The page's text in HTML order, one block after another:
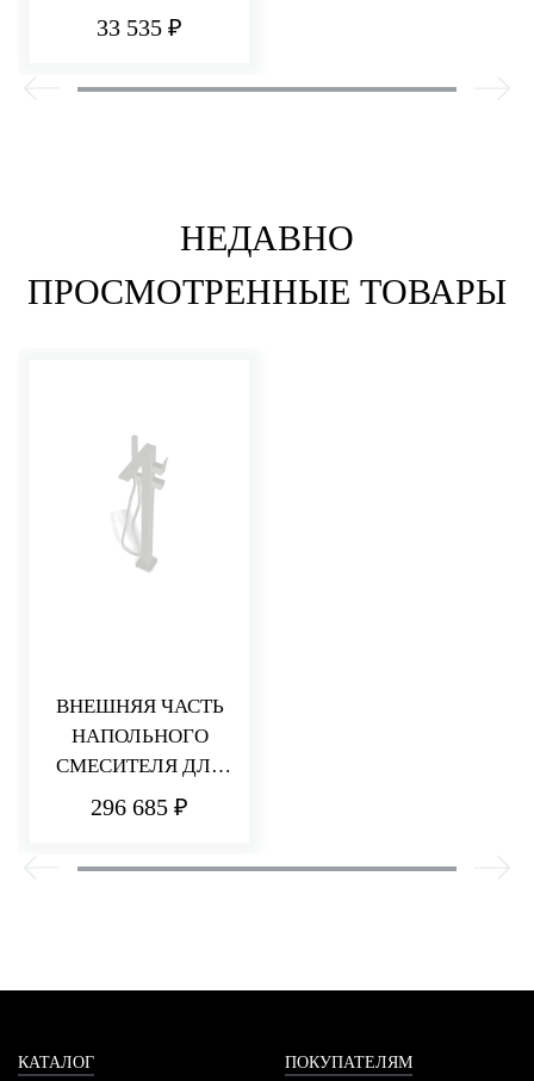
СМЕСИТЕЛЯ ДЛЯ
33 535 ₽
НЕДАВНО
ПРОСМОТРЕННЫЕ ТОВАРЫ
ВНЕШНЯЯ ЧАСТЬ
НАПОЛЬНОГО
СМЕСИТЕЛЯ ДЛЯ
ВАННЫ PA36
296 685 ₽
КАТАЛОГ ПОКУПАТЕЛЯМ